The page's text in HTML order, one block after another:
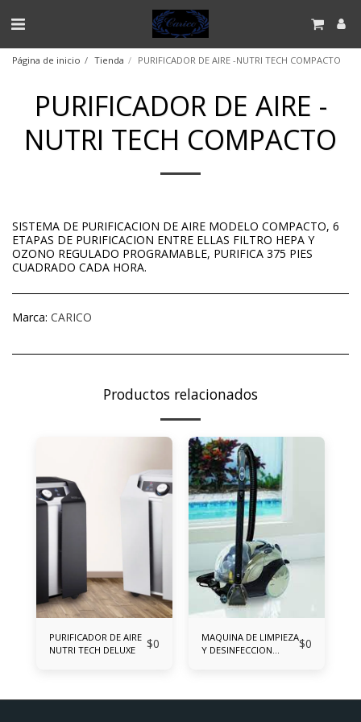
Página de inicio Tienda PURIFICADOR DE AIRE -NUTRI TECH COMPACTO
PURIFICADOR DE AIRE -
NUTRI TECH COMPACTO
SISTEMA DE PURIFICACION DE AIRE MODELO COMPACTO, 6
ETAPAS DE PURIFICACION ENTRE ELLAS FILTRO HEPA Y
OZONO REGULADO PROGRAMABLE, PURIFICA 375 PIES
CUADRADO CADA HORA.
Marca: CARICO
Productos relacionados
PURIFICADOR DE AIRE
NUTRI TECH DELUXE
$0
MAQUINA DE LIMPIEZA
Y DESINFECCION
$0